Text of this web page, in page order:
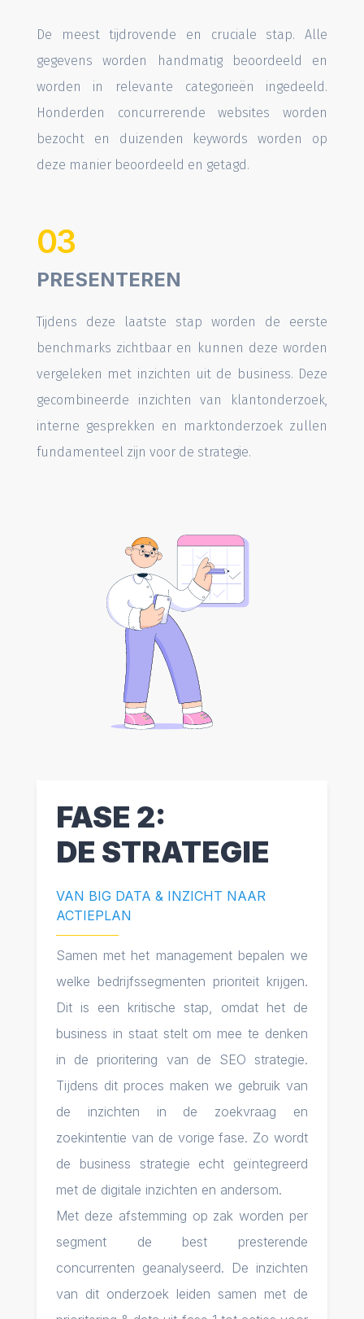
De meest tijdrovende en cruciale stap. Alle
gegevens worden handmatig beoordeeld en
worden in relevante categorieën ingedeeld.
Honderden concurrerende websites worden
bezocht en duizenden keywords worden op
deze manier beoordeeld en getagd.
03
PRESENTEREN
Tijdens deze laatste stap worden de eerste
benchmarks zichtbaar en kunnen deze worden
vergeleken met inzichten uit de business. Deze
gecombineerde inzichten van klantonderzoek,
interne gesprekken en marktonderzoek zullen
fundamenteel zijn voor de strategie.
FASE 2:
DE STRATEGIE
VAN BIG DATA & INZICHT NAAR
ACTIEPLAN
Samen met het management bepalen we
welke bedrijfssegmenten prioriteit krijgen.
Dit is een kritische stap, omdat het de
business in staat stelt om mee te denken
in de prioritering van de SEO strategie.
Tijdens dit proces maken we gebruik van
de inzichten in de zoekvraag en
zoekintentie van de vorige fase. Zo wordt
de business strategie echt geïntegreerd
met de digitale inzichten en andersom.
Met deze afstemming op zak worden per
segment de best presterende
concurrenten geanalyseerd. De inzichten
van dit onderzoek leiden samen met de